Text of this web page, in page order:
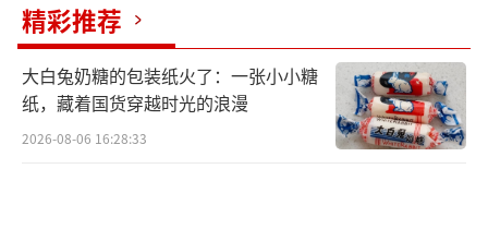
精彩推荐
大白兔奶糖的包装纸火了：一张小小糖
纸，藏着国货穿越时光的浪漫
2026-08-06 16:28:33